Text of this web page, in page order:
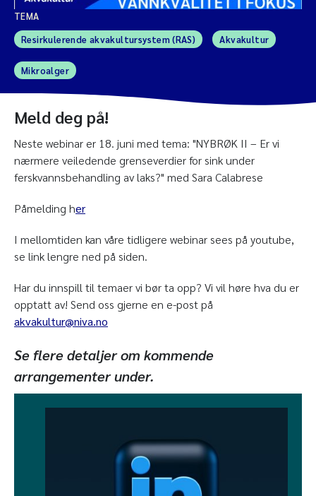
TEMA
Resirkulerende akvakultursystem (RAS)
Akvakultur
Mikroalger
Meld deg på!
Neste webinar er 18. juni med tema: "NYBRØK II – Er vi
nærmere veiledende grenseverdier for sink under
ferskvannsbehandling av laks?" med Sara Calabrese
Påmelding her
I mellomtiden kan våre tidligere webinar sees på youtube,
se link lengre ned på siden.
Har du innspill til temaer vi bør ta opp? Vi vil høre hva du er
opptatt av! Send oss gjerne en e-post på
akvakultur@niva.no
Se flere detaljer om kommende
arrangementer under.